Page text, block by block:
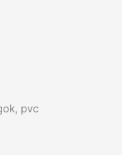
pvc